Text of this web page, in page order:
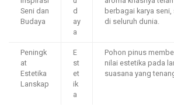
Seni dan
Budaya
d
ay
a
berbagai karya
di seluruh dunia.
Peningk
at
Estetika
Lanskap
E
st
et
ik
a
Pohon pinus
nilai estetika pada
suasana yang